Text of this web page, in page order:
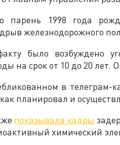
парень 1998 года
железнодорожного
было возбуждено
на срок от 10 до 20 лет.
в
планировал и
показывала кадры
химический